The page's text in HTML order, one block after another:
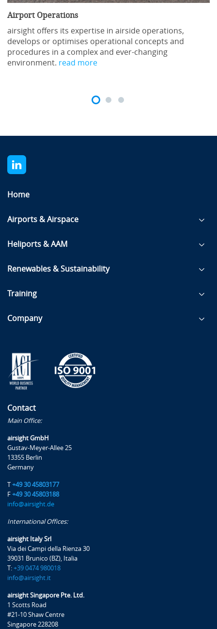
Airport Operations
airsight offers its expertise in airside operations,
develops or optimises operational concepts and
procedures in a complex and ever-changing
environment. read more
Home
Airports & Airspace
Heliports & AAM
Renewables & Sustainability
Training
Company
Contact
Main Office:
airsight GmbH
Gustav-Meyer-Allee 25
13355 Berlin
Germany
T +49 30 45803177
F +49 30 45803188
info@airsight.de
International Offices:
airsight Italy Srl
Via dei Campi della Rienza 30
39031 Brunico (BZ), Italia
T: +39 0474 980018
info@airsight.it
airsight Singapore Pte. Ltd.
1 Scotts Road
#21-10 Shaw Centre
Singapore 228208